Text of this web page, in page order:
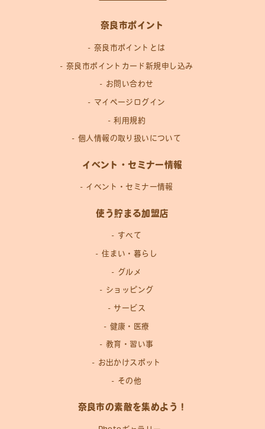
奈良市ポイント
奈良市ポイントとは
奈良市ポイントカード新規申し込み
お問い合わせ
マイページログイン
利用規約
個人情報の取り扱いについて
イベント・セミナー情報
イベント・セミナー情報
使う貯まる加盟店
すべて
住まい・暮らし
グルメ
ショッピング
サービス
健康・医療
教育・習い事
お出かけスポット
その他
奈良市の素敵を集めよう！